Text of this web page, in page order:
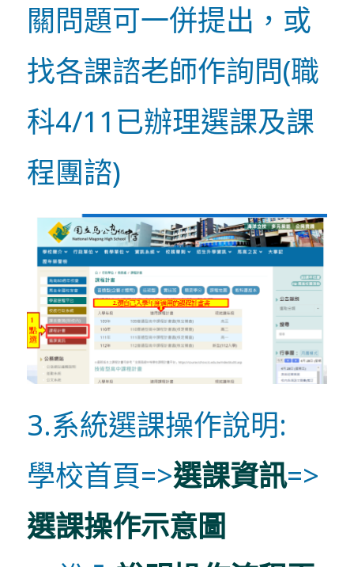
關問題可一併提出，或
找各課諮老師作詢問(職
科4/11已辦理選課及課
程團諮)
3.系統選課操作說明:
學校首頁=>選課資訊=>
選課操作示意圖